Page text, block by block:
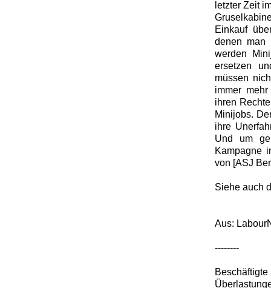
letzter Zeit
Einkauf
denen man
werden
ersetzen
müssen
immer
ihren
Minijobs.
ihre
Und um
Kampagne
von [ASJ
Siehe auch
Aus:
--------